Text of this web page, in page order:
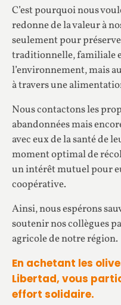
C’est pourquoi nous
redonne de la valeur à
seulement pour
traditionnelle, familiale
l’environnement, mais
à travers une
Nous contactons les
abandonnées mais
avec eux de la santé de
moment optimal de
un intérêt mutuel pour
coopérative.
Ainsi, nous espérons
soutenir nos collègues
agricole de notre région.
En achetant les
Libertad, vous
effort solidaire.